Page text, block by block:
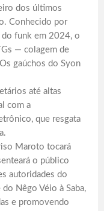
dos últimos
Conhecido por
do funk em 2024, o
— colagem de
gaúchos do Syon
até altas
com a
que resgata
Maroto tocará
o público
autoridades do
Nêgo Véio à Saba,
e promovendo